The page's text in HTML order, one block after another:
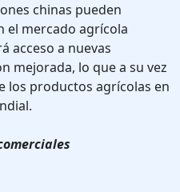
chinas pueden
el mercado agrícola
acceso a nuevas
mejorada, lo que a su vez
los productos agrícolas en